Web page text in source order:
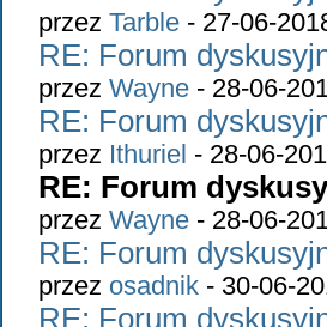
przez Tarble - 27-06-
RE: Forum
przez Wayne - 28-06-
RE: Forum
przez Ithuriel - 28-06-
RE: Forum
przez Wayne - 28-06-
RE: Forum
przez osadnik - 30-06-
RE: Forum